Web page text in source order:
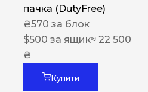
пачка (DutyFree)
₴570 за блок
$500 за ящик≈ 22 500
₴
Купити